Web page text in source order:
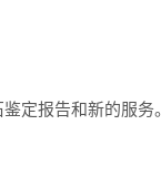
定报告和新的服务。